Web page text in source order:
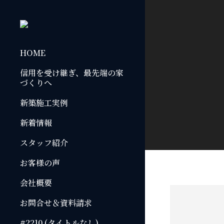
HOME
信用を受け継ぎ、最先端の家
づくりへ
新築施工実例
新着情報
スタッフ紹介
お客様の声
会社概要
お問合せ＆資料請求